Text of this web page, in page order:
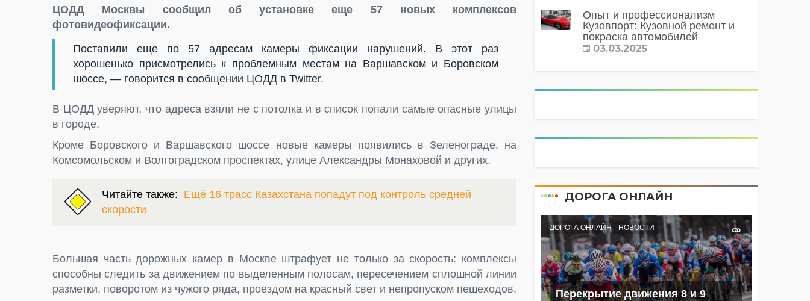
ЦОДД Москвы сообщил об установке еще 57 новых комплексов
фотовидеофиксации.
Поставили еще по 57 адресам камеры фиксации нарушений. В этот раз
хорошенько присмотрелись к проблемным местам на Варшавском и Боровском
шоссе, — говорится в сообщении ЦОДД в Twitter.
В ЦОДД уверяют, что адреса взяли не с потолка и в список попали самые опасные улицы
в городе.
Кроме Боровского и Варшавского шоссе новые камеры появились в Зеленограде, на
Комсомольском и Волгоградском проспектах, улице Александры Монаховой и других.
Читайте также: Ещё 16 трасс Казахстана попадут под контроль средней
скорости
Большая часть дорожных камер в Москве штрафует не только за скорость: комплексы
способны следить за движением по выделенным полосам, пересечением сплошной линии
разметки, поворотом из чужого ряда, проездом на красный свет и непропуском пешеходов.
Опыт и профессионализм
Кузовпорт: Кузовной ремонт и
покраска автомобилей
03.03.2025
ДОРОГА ОНЛАЙН
ДОРОГА ОНЛАЙН НОВОСТИ
Перекрытие движения 8 и 9